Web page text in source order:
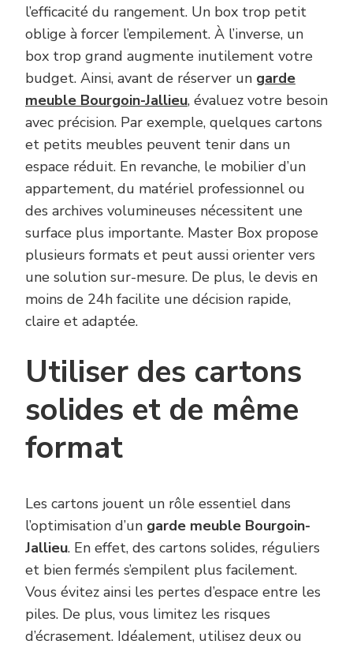
l’efficacité du rangement. Un box trop petit
oblige à forcer l’empilement. À l’inverse, un
box trop grand augmente inutilement votre
budget. Ainsi, avant de réserver un garde
meuble Bourgoin-Jallieu, évaluez votre besoin
avec précision. Par exemple, quelques cartons
et petits meubles peuvent tenir dans un
espace réduit. En revanche, le mobilier d’un
appartement, du matériel professionnel ou
des archives volumineuses nécessitent une
surface plus importante. Master Box propose
plusieurs formats et peut aussi orienter vers
une solution sur-mesure. De plus, le devis en
moins de 24h facilite une décision rapide,
claire et adaptée.
Utiliser des cartons
solides et de même
format
Les cartons jouent un rôle essentiel dans
l’optimisation d’un garde meuble Bourgoin-
Jallieu. En effet, des cartons solides, réguliers
et bien fermés s’empilent plus facilement.
Vous évitez ainsi les pertes d’espace entre les
piles. De plus, vous limitez les risques
d’écrasement. Idéalement, utilisez deux ou